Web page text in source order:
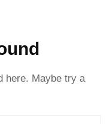
here. Maybe try a